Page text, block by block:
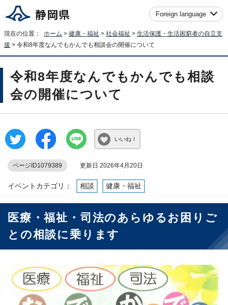
Foreign language
現在の位置： ホーム > 健康・福祉 > 社会福祉 > 生活保護・生活困窮者の自立支
援 > 令和8年度なんでもかんでも相談会の開催について
令和8年度なんでもかんでも相談
会の開催について
いいね！
ページID1079389 更新日 2026年4月20日
イベントカテゴリ： 相談 健康・福祉
医療・福祉・司法のあらゆるお困りご
との相談に乗ります